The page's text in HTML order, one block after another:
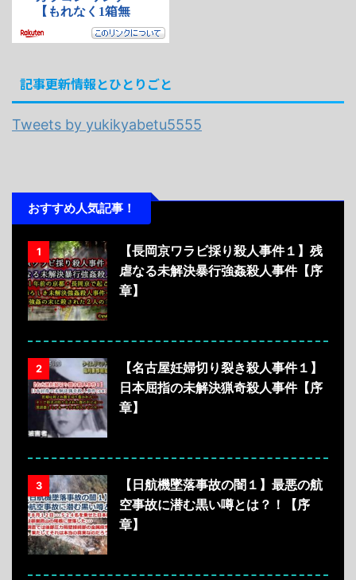
記事更新情報とひとりごと
Tweets by yukikyabetu5555
おすすめ人気記事！
1
【長岡京ワラビ採り殺人事件１】残
虐なる未解決暴行強姦殺人事件【序
章】
2
【名古屋妊婦切り裂き殺人事件１】
日本屈指の未解決猟奇殺人事件【序
章】
3
【日航機墜落事故の闇１】最悪の航
空事故に潜む黒い噂とは？！【序
章】